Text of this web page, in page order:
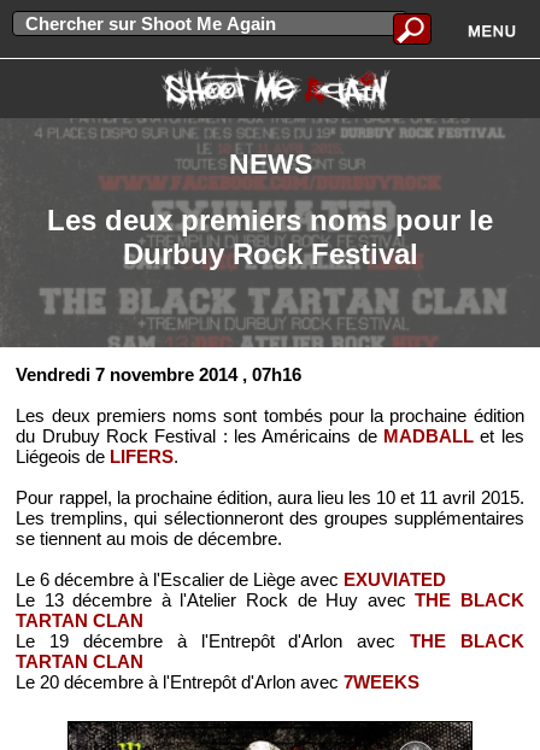
NEWS
Les deux premiers noms pour le
Durbuy Rock Festival
Vendredi 7 novembre 2014 , 07h16
Les deux premiers noms sont tombés pour la prochaine édition
du Drubuy Rock Festival : les Américains de MADBALLet les
Liégeois de LIFERS.
Pour rappel, la prochaine édition, aura lieu les 10 et 11 avril 2015.
Les tremplins, qui sélectionneront des groupes supplémentaires
se tiennent au mois de décembre.
Le 6 décembre à l'Escalier de Liège avec EXUVIATED
Le 13 décembre à l'Atelier Rock de Huy avecTHE BLACK
TARTAN CLAN
Le 19 décembre à l'Entrepôt d'Arlon avec THE BLACK
TARTAN CLAN
Le 20 décembre à l'Entrepôt d'Arlon avec7WEEKS